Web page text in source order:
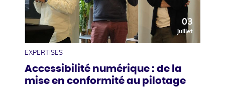
03
juillet
EXPERTISES
Accessibilité numérique : de la
mise en conformité au pilotage